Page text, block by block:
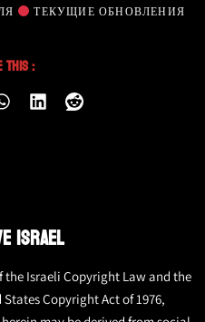
ТЕКУЩИЕ ОБНОВЛЕНИЯ
:
ISRAEL
the Israeli Copyright Law and the
Copyright Act of 1976,